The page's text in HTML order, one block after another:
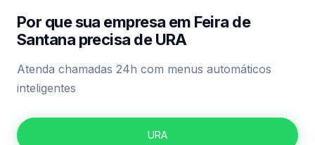
Por que sua empresa em Feira de
Santana precisa de URA
Atenda chamadas 24h com menus automáticos
inteligentes
URA